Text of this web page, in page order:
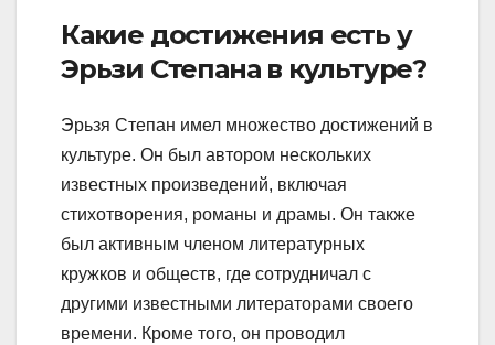
Какие достижения есть у
Эрьзи Степана в культуре?
Эрьзя Степан имел множество достижений в
культуре. Он был автором нескольких
известных произведений, включая
стихотворения, романы и драмы. Он также
был активным членом литературных
кружков и обществ, где сотрудничал с
другими известными литераторами своего
времени. Кроме того, он проводил